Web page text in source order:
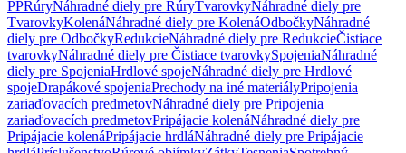
PPRúryNáhradné diely pre RúryTvarovkyNáhradné diely pre
TvarovkyKolenáNáhradné diely pre KolenáOdbočkyNáhradné
diely pre OdbočkyRedukcieNáhradné diely pre RedukcieČistiace
tvarovkyNáhradné diely pre Čistiace tvarovkySpojeniaNáhradné
diely pre SpojeniaHrdlové spojeNáhradné diely pre Hrdlové
spojeDrapákové spojeniaPrechody na iné materiályPripojenia
zariaďovacích predmetovNáhradné diely pre Pripojenia
zariaďovacích predmetovPripájacie kolenáNáhradné diely pre
Pripájacie kolenáPripájacie hrdláNáhradné diely pre Pripájacie